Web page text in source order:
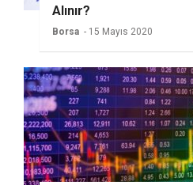
Alınır?
Borsa - 15 Mayıs 2020